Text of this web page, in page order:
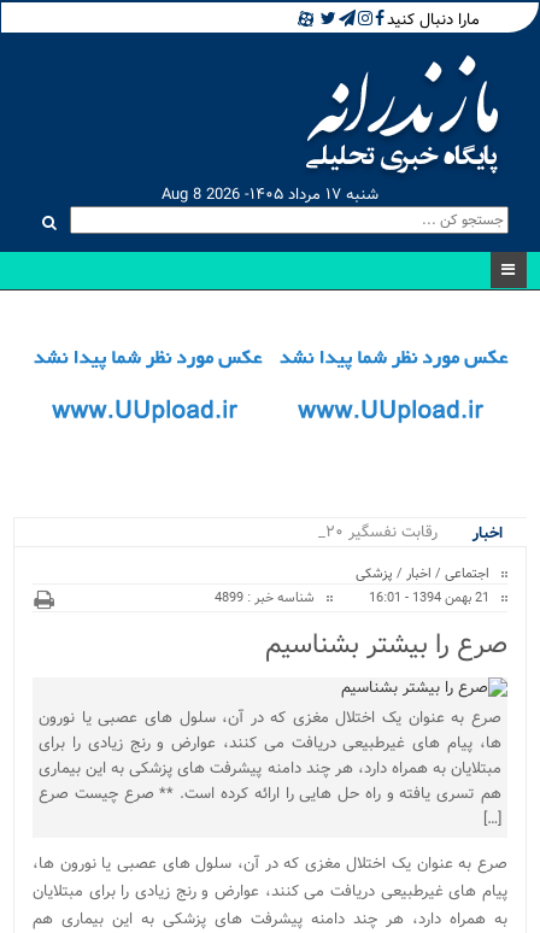
مارا دنبال کنید
شنبه ۱۷ مرداد ۱۴۰۵- Aug 8 2026
اخبار
رقابت نفسگیر ۲۰ ورزشکار .
اجتماعی / اخبار / پزشکی
شناسه خبر : 4899
صرع را بیشتر بشناسیم
صرع به عنوان یک اختلال مغزی که در آن، سلول های عصبی یا نورون
ها، پیام های غیرطبیعی دریافت می کنند، عوارض و رنج زیادی را برای
مبتلایان به همراه دارد، هر چند دامنه پیشرفت های پزشکی به این بیماری
هم تسری یافته و راه حل هایی را ارائه کرده است. ** صرع چیست صرع
[…]
صرع به عنوان یک اختلال مغزی که در آن، سلول های عصبی یا نورون ها،
پیام های غیرطبیعی دریافت می کنند، عوارض و رنج زیادی را برای مبتلایان
به همراه دارد، هر چند دامنه پیشرفت های پزشکی به این بیماری هم